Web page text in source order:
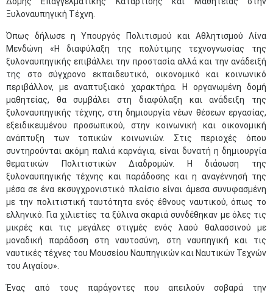
Ξυλοναυπηγική Τέχνη.
Όπως δήλωσε η Υπουργός Πολιτισμού και Αθλητισμού Λίνα
Μενδώνη «Η διαφύλαξη της πολύτιμης τεχνογνωσίας της
ξυλοναυπηγικής επιβάλλει την προστασία αλλά και την ανάδειξή
της στο σύγχρονο εκπαιδευτικό, οικονομικό και κοινωνικό
περιβάλλον, με αναπτυξιακό χαρακτήρα. Η οργανωμένη δομή
μαθητείας, θα συμβάλει στη διαφύλαξη και ανάδειξη της
ξυλοναυπηγικής τέχνης, στη δημιουργία νέων θέσεων εργασίας,
εξειδικευμένου προσωπικού, στην κοινωνική και οικονομική
ανάπτυξη των τοπικών κοινωνιών. Στις περιοχές όπου
συντηρούνται ακόμη παλιά καρνάγια, είναι δυνατή η δημιουργία
θεματικών Πολιτιστικών Διαδρομών. Η διάσωση της
ξυλοναυπηγικής τέχνης και παράδοσης και η αναγέννησή της
μέσα σε ένα εκσυγχρονιστικό πλαίσιο είναι άμεσα συνυφασμένη
με την πολιτιστική ταυτότητα ενός έθνους ναυτικού, όπως το
ελληνικό. Για χιλιετίες τα ξύλινα σκαριά συνδέθηκαν με όλες τις
μικρές και τις μεγάλες στιγμές ενός λαού θαλασσινού με
μοναδική παράδοση στη ναυτοσύνη, στη ναυπηγική και τις
ναυτικές τέχνες του Μουσείου Ναυπηγικών και Ναυτικών Τεχνών
του Αιγαίου».
Ένας από τους παράγοντες που απειλούν σοβαρά την